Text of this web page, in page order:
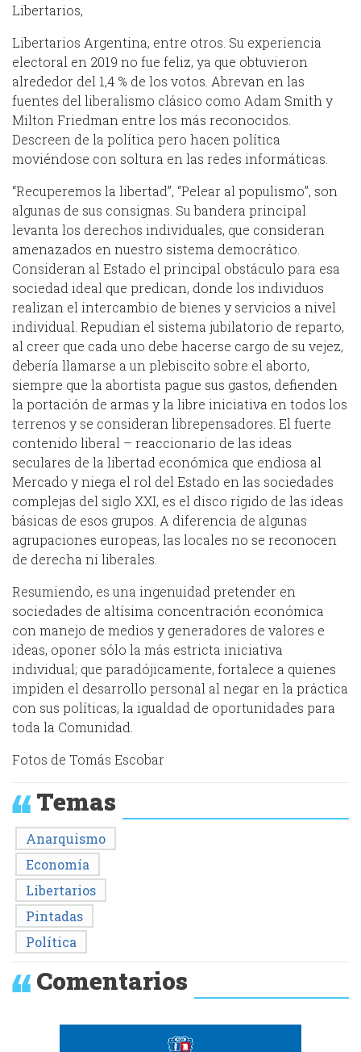
Libertarios,
Libertarios Argentina, entre otros. Su experiencia
electoral en 2019 no fue feliz, ya que obtuvieron
alrededor del 1,4 % de los votos. Abrevan en las
fuentes del liberalismo clásico como Adam Smith y
Milton Friedman entre los más reconocidos.
Descreen de la política pero hacen política
moviéndose con soltura en las redes informáticas.
“Recuperemos la libertad”, “Pelear al populismo”, son
algunas de sus consignas. Su bandera principal
levanta los derechos individuales, que consideran
amenazados en nuestro sistema democrático.
Consideran al Estado el principal obstáculo para esa
sociedad ideal que predican, donde los individuos
realizan el intercambio de bienes y servicios a nivel
individual. Repudian el sistema jubilatorio de reparto,
al creer que cada uno debe hacerse cargo de su vejez,
debería llamarse a un plebiscito sobre el aborto,
siempre que la abortista pague sus gastos, defienden
la portación de armas y la libre iniciativa en todos los
terrenos y se consideran librepensadores. El fuerte
contenido liberal – reaccionario de las ideas
seculares de la libertad económica que endiosa al
Mercado y niega el rol del Estado en las sociedades
complejas del siglo XXI, es el disco rígido de las ideas
básicas de esos grupos. A diferencia de algunas
agrupaciones europeas, las locales no se reconocen
de derecha ni liberales.
Resumiendo, es una ingenuidad pretender en
sociedades de altísima concentración económica
con manejo de medios y generadores de valores e
ideas, oponer sólo la más estricta iniciativa
individual; que paradójicamente, fortalece a quienes
impiden el desarrollo personal al negar en la práctica
con sus políticas, la igualdad de oportunidades para
toda la Comunidad.
Fotos de Tomás Escobar
Temas
Anarquismo
Economía
Libertarios
Pintadas
Política
Comentarios